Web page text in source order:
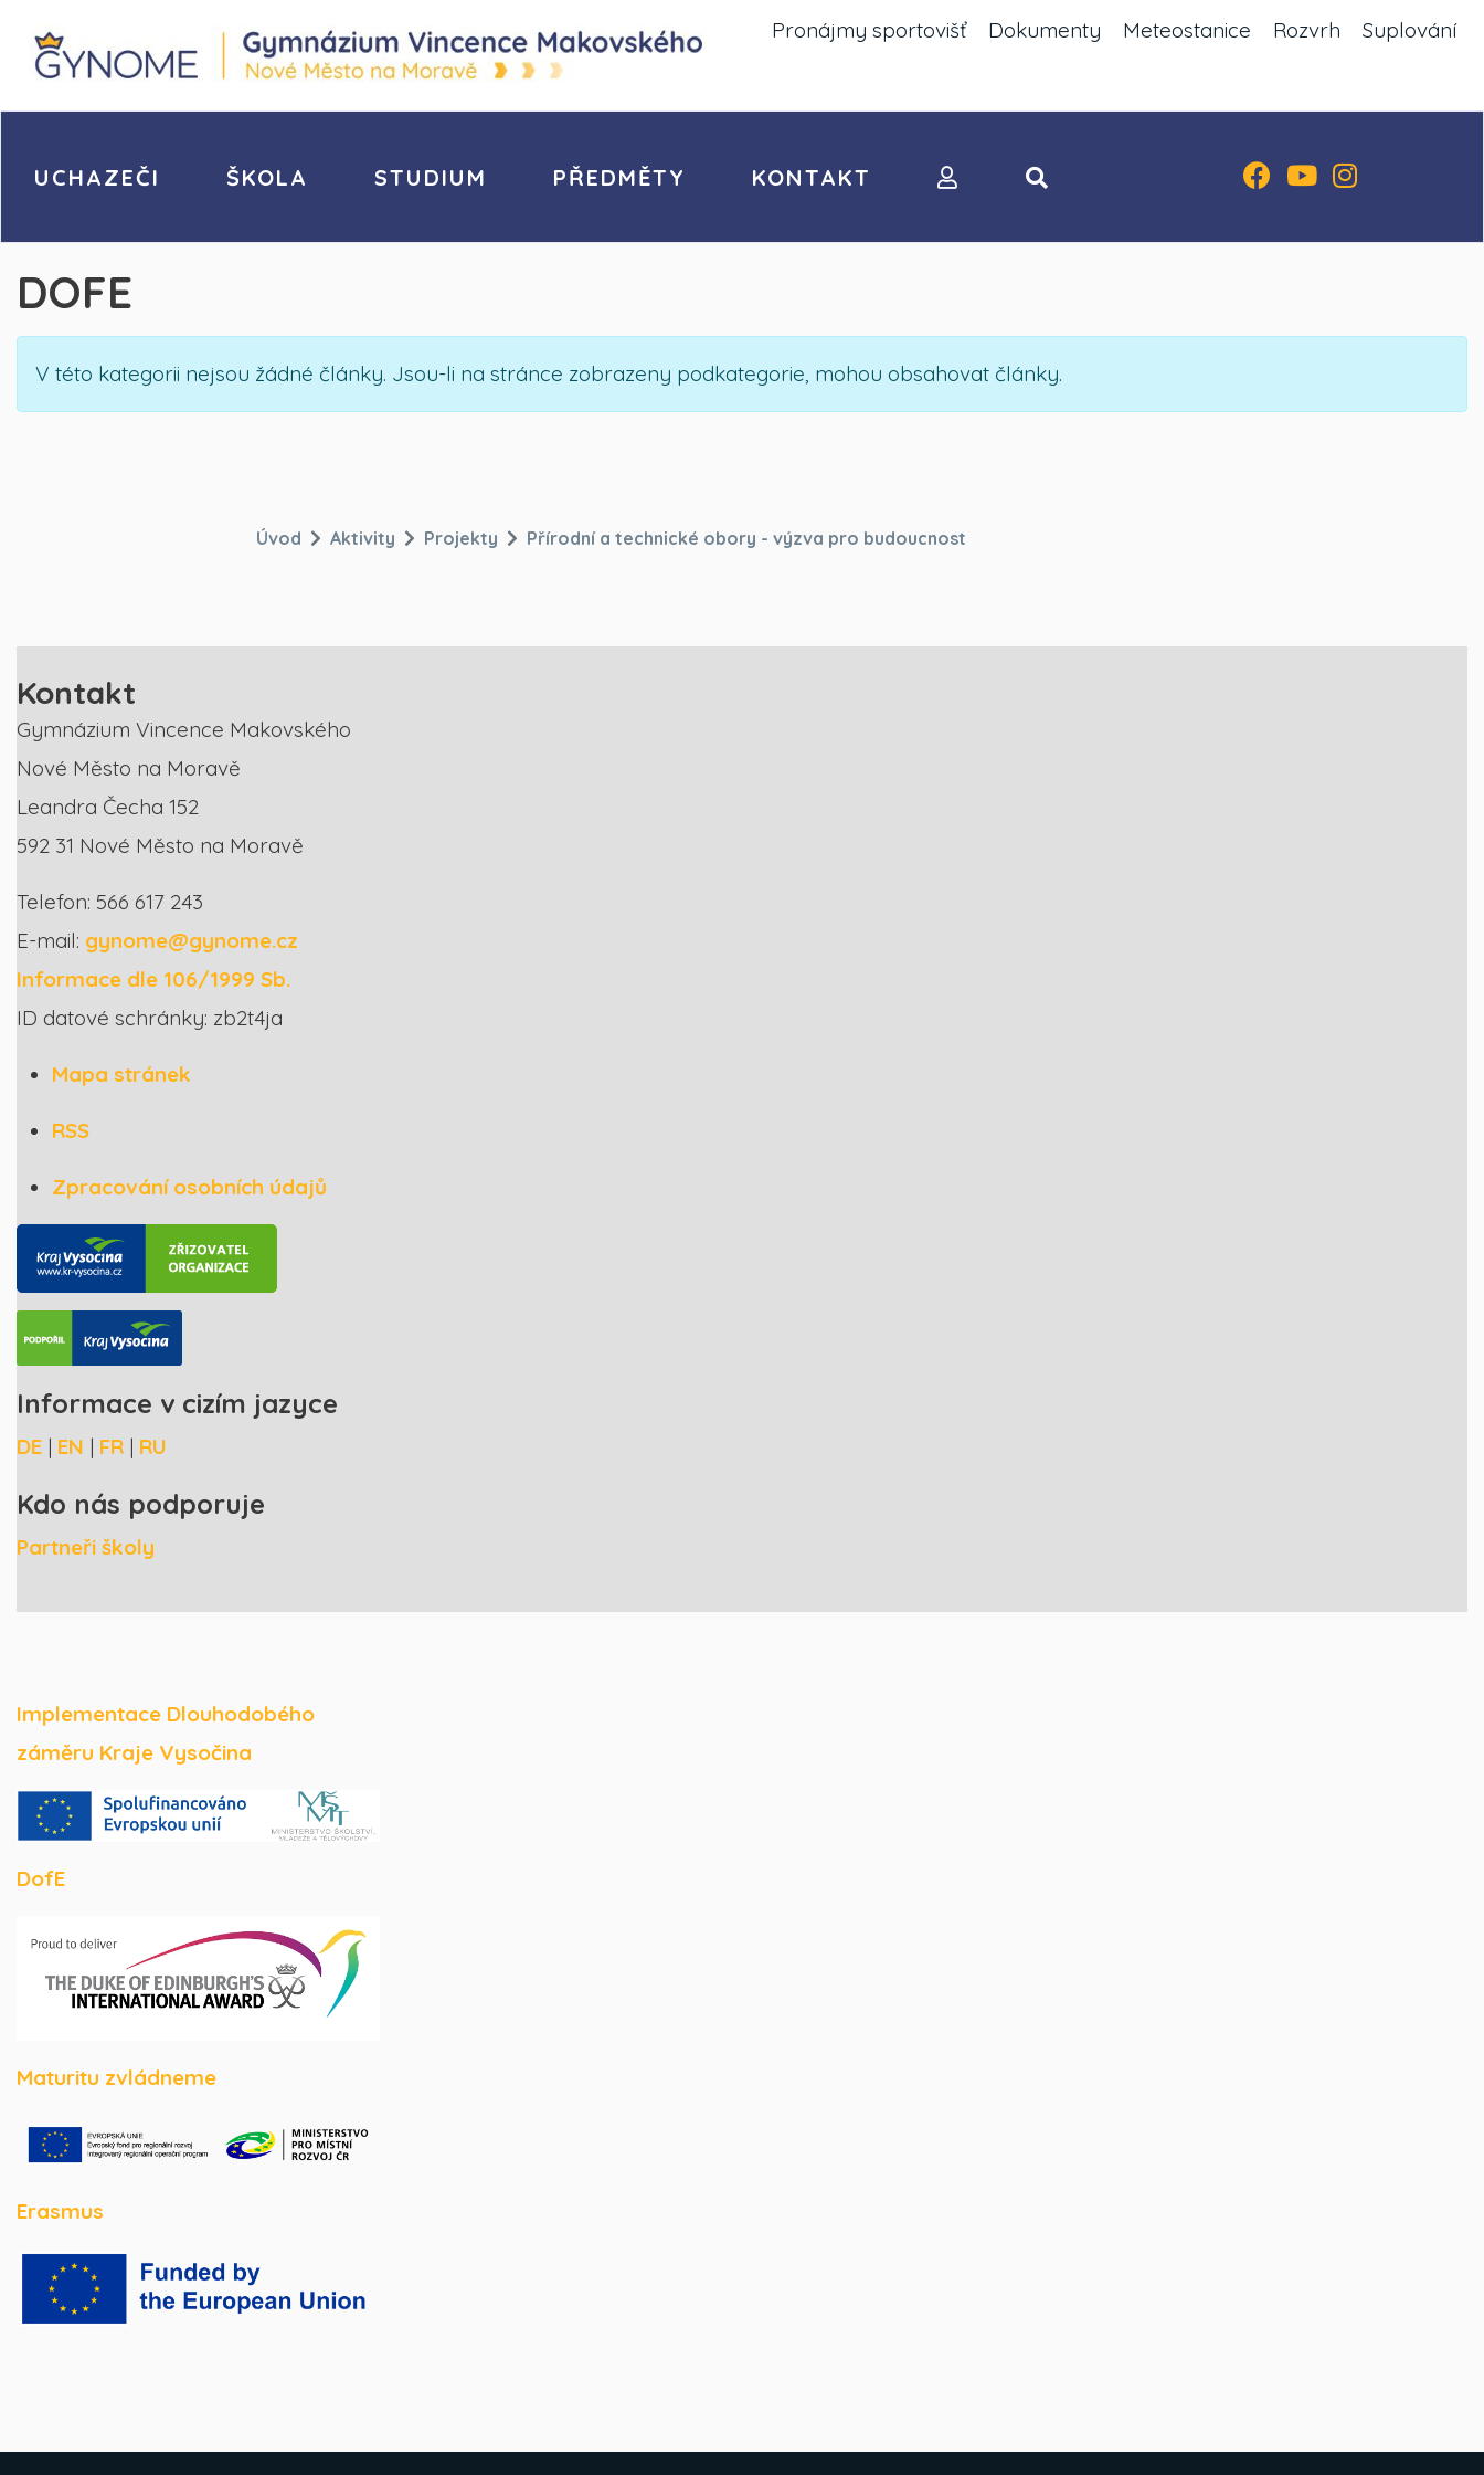
Pronájmy sportovišť Dokumenty Meteostanice Rozvrh Suplování
UCHAZEČI ŠKOLA STUDIUM PŘEDMĚTY KONTAKT
DOFE
Informace
V této kategorii nejsou žádné články. Jsou-li na stránce zobrazeny podkategorie, mohou obsahovat články.
Úvod Aktivity Projekty Přírodní a technické obory - výzva pro budoucnost
Kontakt
Gymnázium Vincence Makovského
Nové Město na Moravě
Leandra Čecha 152
592 31 Nové Město na Moravě
Telefon: 566 617 243
E-mail: gynome@gynome.cz
Informace dle 106/1999 Sb.
ID datové schránky: zb2t4ja
Mapa stránek
RSS
Zpracování osobních údajů
Informace v cizím jazyce
DE | EN | FR | RU
Kdo nás podporuje
Partneři školy
Implementace Dlouhodobého
záměru Kraje Vysočina
DofE
Maturitu zvládneme
Erasmus